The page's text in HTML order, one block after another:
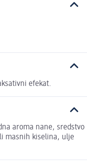
efekat.
aroma nane, sredstvo
masnih kiselina, ulje